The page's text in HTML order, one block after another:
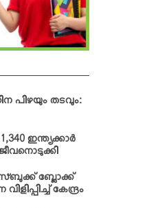
പിഴയും തടവും:
ഇന്ത്യക്കാര്‍
ബ്ലോക്ക്
കേന്ദ്രം